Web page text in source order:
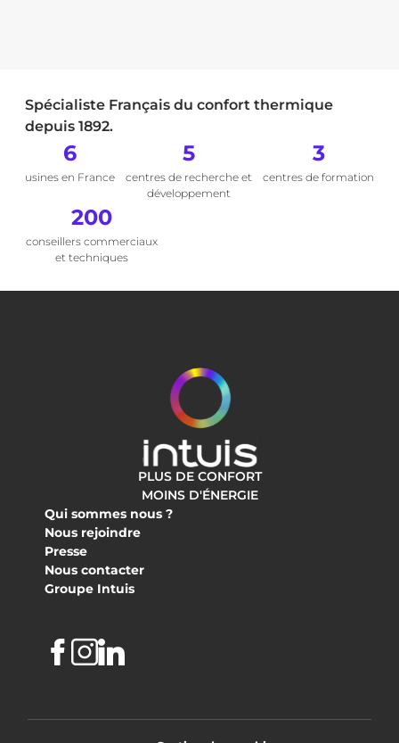
Spécialiste Français du confort thermique
depuis 1892.
6
usines en France
5
centres de recherche et
développement
3
centres de formation
200
conseillers commerciaux
et techniques
PLUS DE CONFORT
MOINS D'ÉNERGIE
Qui sommes nous ?
Nous rejoindre
Presse
Nous contacter
Groupe Intuis
Facebook
Instagram
Linkedin